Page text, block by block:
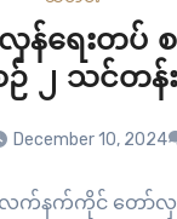
န်ရေးတပ်
၂ သင်တန်
December 10, 2024
န်လက်နက်ကိုင် တော်